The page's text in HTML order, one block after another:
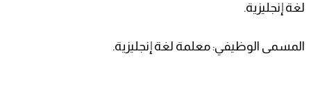
لغة إنجليزية.
المسمى الوظيفي: معلمة لغة إنجليزية.